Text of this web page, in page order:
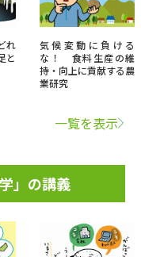
れ
と
気候変動に負ける
な！ 食料生産の維
持・向上に貢献する農
業研究
一覧を表示
」の講義